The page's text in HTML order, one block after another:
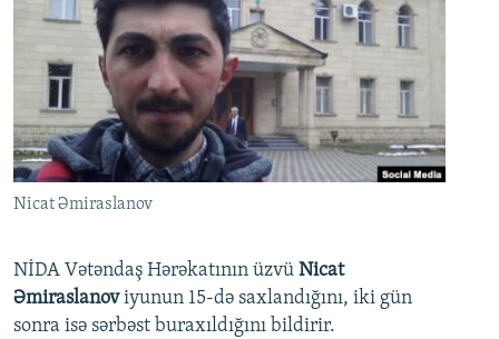
VIDEO
FOTOQALEREYA
İNFOQRAFIKA
KARIKATURA
RADIO ARXIV
OXU ZALI
AZƏRBAYCAN ƏDƏBIYYATI KITABXANASI
İSLAM VƏ DEMOKRATIYA
HAQQIMIZDA
MISSIYAMIZ
PEŞƏ ETIKASI VƏ JURNALISTIKA STANDARTLARIMIZ
BIZIMLƏ ƏLAQƏ
XƏBƏR BÜLLETENLƏRIMIZ
BIZI IZLƏ
Nicat Əmiraslanov
NİDA Vətəndaş Hərəkatının üzvü Nicat
Əmiraslanoviyunun 15-də saxlandığını, iki gün
sonra isə sərbəst buraxıldığını bildirir.